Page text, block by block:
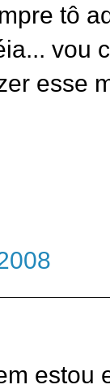
tô
vou
esse
estou